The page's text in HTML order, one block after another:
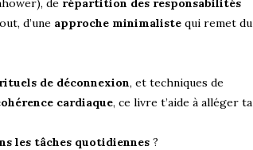
de répartition des responsabilités
d’une approche minimaliste qui remet du
rituels de déconnexion, et techniques de
cardiaque, ce livre t’aide à alléger ta
les tâches quotidiennes ?